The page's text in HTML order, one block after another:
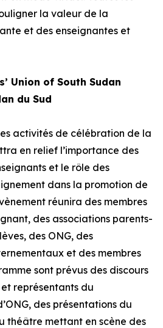
la valeur de la
et des enseignantes et
Union of South Sudan
du Sud
activités de célébration de la
en relief l’importance des
et le rôle des
dans la promotion de
réunira des membres
des associations parents-
des ONG, des
et des membres
sont prévus des discours
représentants du
des présentations du
théâtre mettant en scène des